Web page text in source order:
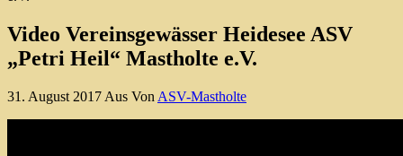
Video Vereinsgewässer Heidesee ASV
„Petri Heil“ Mastholte e.V.
31. August 2017 Aus Von ASV-Mastholte